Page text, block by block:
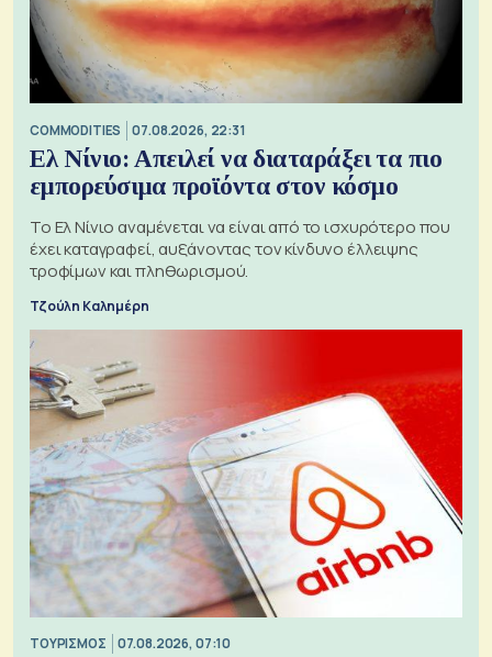
COMMODITIES 07.08.2026, 22:31
Ελ Νίνιο: Απειλεί να διαταράξει τα πιο
εμπορεύσιμα προϊόντα στον κόσμο
Το Ελ Νίνιο αναμένεται να είναι από το ισχυρότερο που
έχει καταγραφεί, αυξάνοντας τον κίνδυνο έλλειψης
τροφίμων και πληθωρισμού.
Τζούλη Καλημέρη
ΤΟΥΡΙΣΜΟΣ 07.08.2026, 07:10